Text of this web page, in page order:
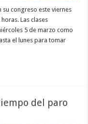
congreso este viernes
Las clases
5 de marzo como
el lunes para tomar
del paro